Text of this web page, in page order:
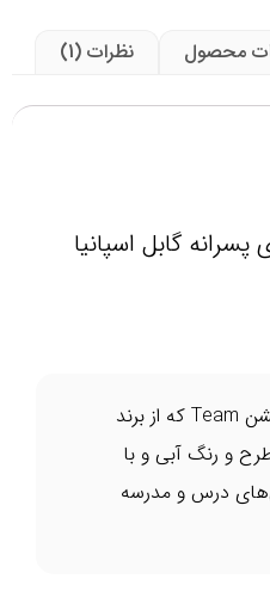
محصول نظرات (1)
گابل اسپانیا
جامدادی دو زیپی از کالکشن Team که از برند
و رنگ آبی و با
درس و مدرسه